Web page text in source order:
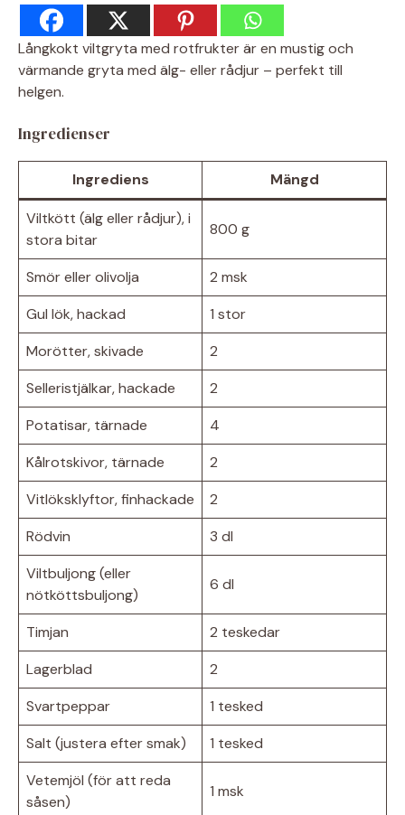
Långkokt viltgryta med rotfrukter är en mustig och
värmande gryta med älg- eller rådjur – perfekt till
helgen.
Ingredienser
Ingrediens Mängd
Viltkött (älg eller rådjur), i
stora bitar
800 g
Smör eller olivolja
2 msk
Gul lök, hackad
1 stor
Morötter, skivade
2
Selleristjälkar, hackade
2
Potatisar, tärnade
4
Kålrotskivor, tärnade
2
Vitlöksklyftor, finhackade
2
Rödvin
3 dl
Viltbuljong (eller
nötköttsbuljong)
6 dl
Timjan
2 teskedar
Lagerblad
2
Svartpeppar
1 tesked
Salt (justera efter smak)
1 tesked
Vetemjöl (för att reda
såsen)
1 msk